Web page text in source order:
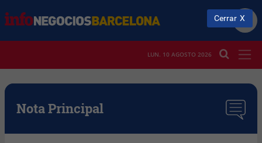
LUN. 10 AGOSTO 2026
Nota Principal
Cerrar